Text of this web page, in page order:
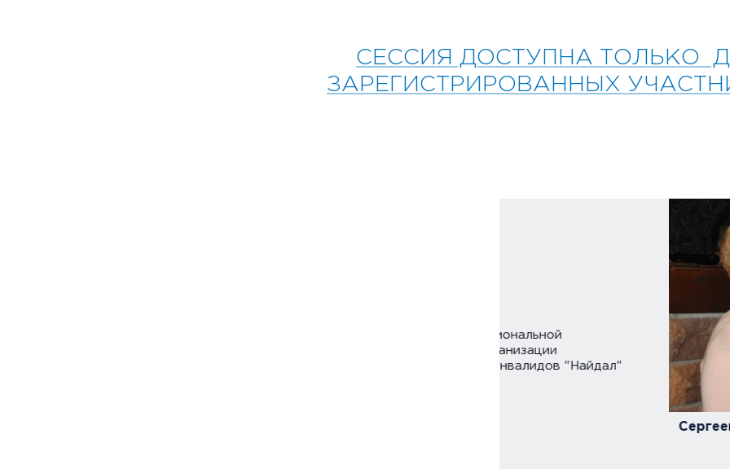
СЕССИЯ ДОСТУПНА ТОЛЬКО
ЗАРЕГИСТРИРОВАННЫХ
Сергеева Светлана Юрьевна